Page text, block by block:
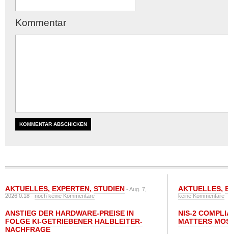
Kommentar
AKTUELLES, EXPERTEN, STUDIEN - Aug. 7,
2026 0:18 -noch keine Kommentare
ANSTIEG DER HARDWARE-PREISE IN
FOLGE KI-GETRIEBENER HALBLEITER-
NACHFRAGE
AKTUELLES,
keine Kommentare
NIS-2
MATTERS